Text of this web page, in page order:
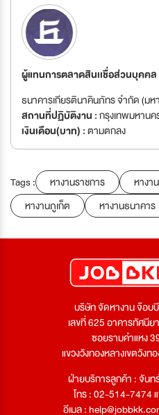
ผู้แทนการตลาดสินเเชื่อส่วนบุคค
ธนาคารเกียรตินาคินภัทร จำกัด (มห
สถานที่ปฏิบัติงาน :กรุงเทพมหานค
เงินเดือน(บาท) :ตามตกลง
Tags : หางานราชการ หางา
หางานภูเก็ต
หางานธนาคาร
บริษัท จัดหางาน จ๊อบ
เลขที่ 625 อาคารทัศนี
ซอยรามคำแหง
แขวงวังทองหลางเขตวัง
ฝ่ายบริการลูกค้า : จัน
โทร : 02-514-7474
อีเมล :